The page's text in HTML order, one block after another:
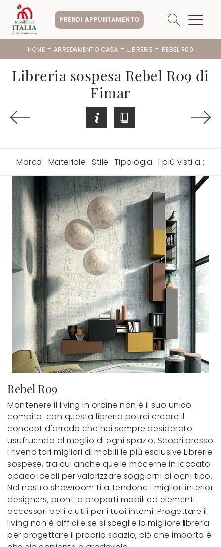
PRENDI APPUNTAMENTO
HOME - ARREDAMENTO CASA - LIBRERIE - REBEL R09
Libreria sospesa Rebel R09 di
Fimar
Marca Materiale Stile Tipologia I più visti a :
Rebel R09
Mantenere il living in ordine non è il suo unico
compito: con questa libreria potrai creare il
concept d'arredo che hai sempre desiderato
usufruendo al meglio di ogni spazio. Scopri presso
i rivenditori migliori di mobili le più esclusive Librerie
sospese, tra cui anche quelle moderne in laccato
opaco ideali per valorizzare soggiorni di ogni tipo.
Nel nostro showroom ti attendono i migliori interior
designers, pronti a proporti mobili ed elementi
accessori belli e utili per i tuoi interni. Progettare il
living non è difficile se si sceglie la migliore libreria
per progettare il proprio spazio, ciò che importa è